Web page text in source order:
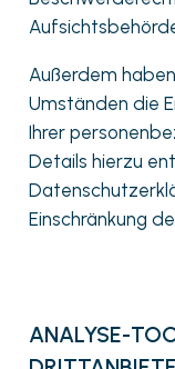
Außerdem
Umständen die
Ihrer
Details hierzu
Einschränkung
ANALYSE-